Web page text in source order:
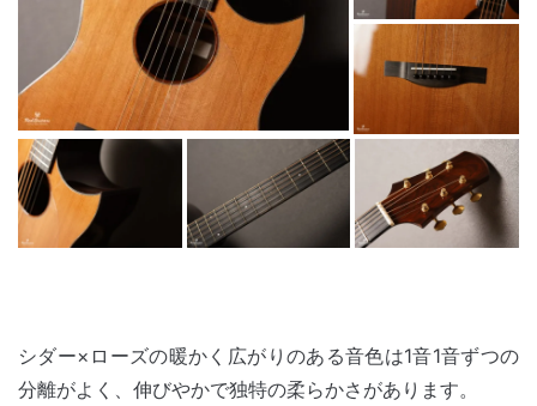
シダー×ローズの暖かく広がりのある音色は1音1音ずつの
分離がよく、伸びやかで独特の柔らかさがあります。